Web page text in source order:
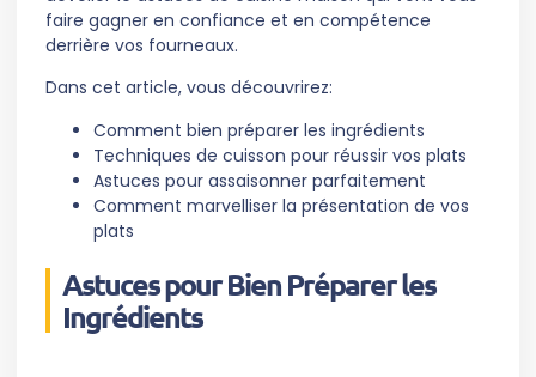
faire gagner en confiance et en compétence
derrière vos fourneaux.
Dans cet article, vous découvrirez:
Comment bien préparer les ingrédients
Techniques de cuisson pour réussir vos plats
Astuces pour assaisonner parfaitement
Comment marvelliser la présentation de vos
plats
Astuces pour Bien Préparer les
Ingrédients